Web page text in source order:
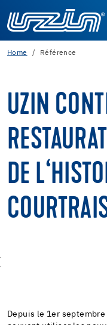
Home Référence
UZIN
DE
Depuis le 1er